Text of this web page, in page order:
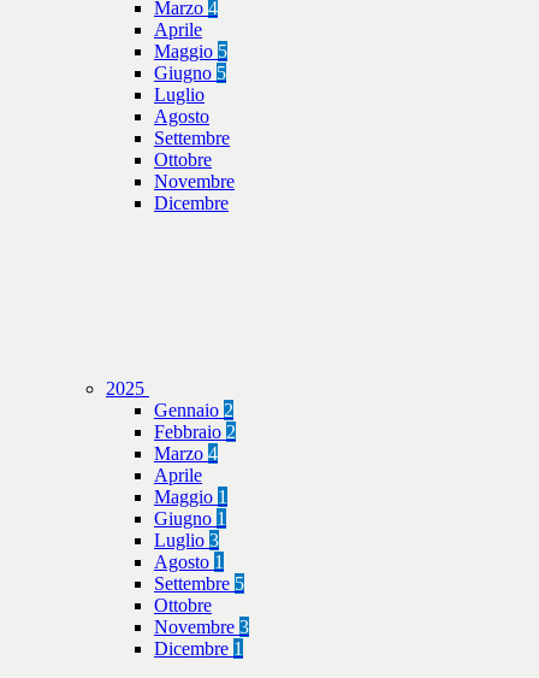
Marzo 4
Aprile
Maggio 5
Giugno 5
Luglio
Agosto
Settembre
Ottobre
Novembre
Dicembre
2025
Gennaio 2
Febbraio 2
Marzo 4
Aprile
Maggio 1
Giugno 1
Luglio 3
Agosto 1
Settembre 5
Ottobre
Novembre 3
Dicembre 1